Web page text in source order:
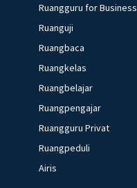
Ruangguru for Business
Ruanguji
Ruangbaca
Ruangkelas
Ruangbelajar
Ruangpengajar
Ruangguru Privat
Ruangpeduli
Airis